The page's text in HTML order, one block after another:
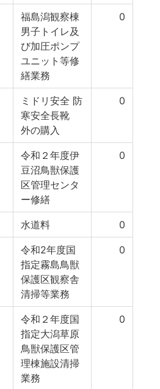
福島潟観察棟
男子トイレ及
び加圧ポンプ
ユニット等修
繕業務
0
ミドリ安全 防
寒安全長靴
外の購入
0
令和２年度伊
豆沼鳥獣保護
区管理センタ
ー修繕
0
水道料 0
令和2年度国
指定霧島鳥獣
保護区観察舎
清掃等業務
0
令和２年度国
指定大潟草原
鳥獣保護区管
理棟施設清掃
業務
0